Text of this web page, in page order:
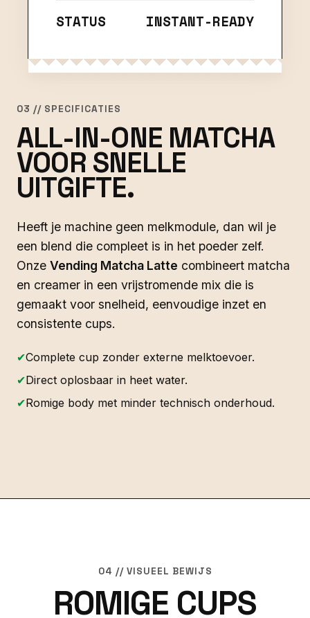
03 // SPECIFICATIES
ALL-IN-ONE MATCHA
VOOR SNELLE
UITGIFTE.
Heeft je machine geen melkmodule, dan wil je
een blend die compleet is in het poeder zelf.
Onze Vending Matcha Latte combineert matcha
en creamer in een vrijstromende mix die is
gemaakt voor snelheid, eenvoudige inzet en
consistente cups.
✔Complete cup zonder externe melktoevoer.
✔Direct oplosbaar in heet water.
✔Romige body met minder technisch onderhoud.
STATUS INSTANT-READY
04 // VISUEEL BEWIJS
ROMIGE CUPS